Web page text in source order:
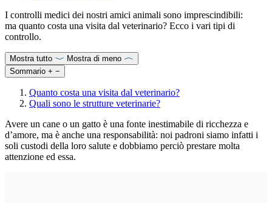
I controlli medici dei nostri amici animali sono imprescindibili:
ma quanto costa una visita dal veterinario? Ecco i vari tipi di
controllo.
Mostra tutto
Mostra di meno
Sommario + −
Quanto costa una visita dal veterinario?
Quali sono le strutture veterinarie?
Avere un cane o un gatto è una fonte inestimabile di ricchezza e
d’amore, ma è anche una responsabilità: noi padroni siamo infatti i
soli custodi della loro salute e dobbiamo perciò prestare molta
attenzione ed essa.